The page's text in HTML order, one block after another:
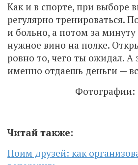
Как и в спорте, при выборе
регулярно тренироваться.
и больно, а потом за
нужное вино на полке.
ровно то, чего ты ожидал. А
именно отдаешь деньги —
Фотографии:
Читай также:
Поим друзей: как